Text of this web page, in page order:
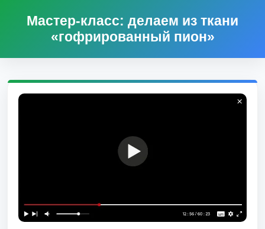
Мастер-класс: делаем из ткани
«гофрированный пион»